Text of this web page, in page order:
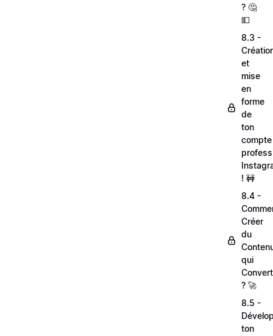
? 🤔
💵
8.3 -
et
mise
en
forme
de
ton
compte
! 🚧
8.4 -
Créer
du
qui
? 🚀
8.5 -
ton